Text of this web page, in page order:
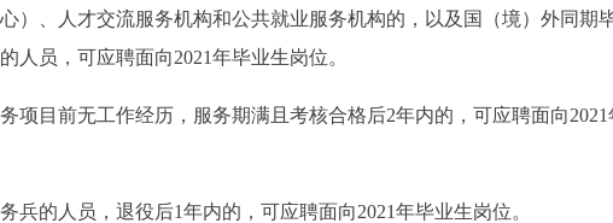
）、人才交流服务机构和公共就业服务机构的，以及国（境）外同期
人员，可应聘面向2021年毕业生岗位。
项目前无工作经历，服务期满且考核合格后2年内的，可应聘面向2021
兵的人员，退役后1年内的，可应聘面向2021年毕业生岗位。